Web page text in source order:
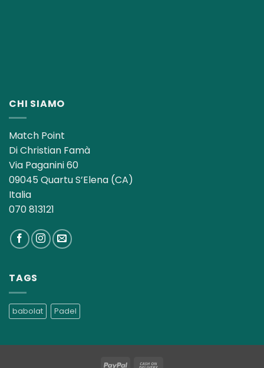
CHI SIAMO
Match Point
Di Christian Famà
Via Paganini 60
09045 Quartu S’Elena (CA)
Italia
070 813121
TAGS
babolat Padel
PayPal